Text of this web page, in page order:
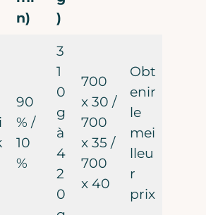
n)
)
90
% /
10
%
3
1
0
g
à
4
2
0
700
x 30 /
700
x 35 /
700
x 40
Obt
enir
le
mei
lleu
r
prix
exclusif
plans matos & gravel
sans engagement